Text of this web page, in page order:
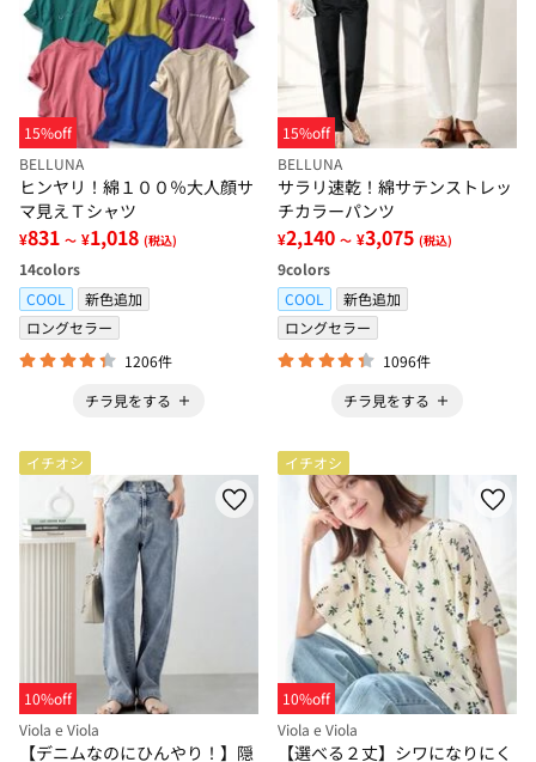
15%off
BELLUNA
ヒンヤリ！綿１００％大人顔サ
マ見えＴシャツ
¥831 ～ ¥1,018 (税込)
14colors
COOL
新色追加
ロングセラー
1206件
チラ見をする
15%off
BELLUNA
サラリ速乾！綿サテンストレッ
チカラーパンツ
¥2,140 ～ ¥3,075 (税込)
9colors
COOL
新色追加
ロングセラー
1096件
チラ見をする
イチオシ
10%off
Viola e Viola
【デニムなのにひんやり！】隠
イチオシ
10%off
Viola e Viola
【選べる２丈】シワになりにく